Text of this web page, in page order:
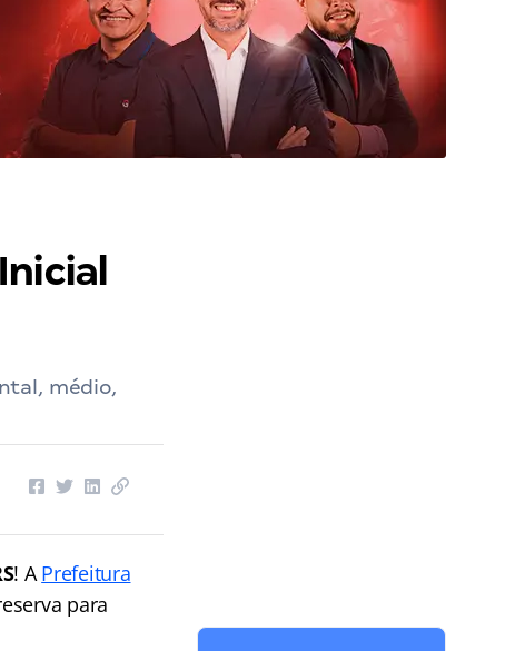
médio,
! APrefeitura
para